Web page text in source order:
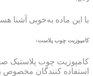
با این ماده به‌خوبی آشنا
کامپوزیت چوب پلاست:
کامپوزیت چوب پلاستیک
استفاده کنندگان مخصوص